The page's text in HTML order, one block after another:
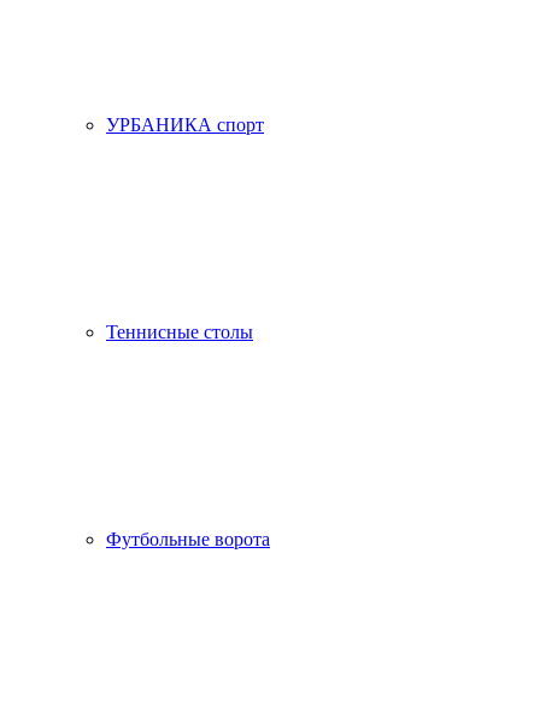
УРБАНИКА спорт
Теннисные столы
Футбольные ворота